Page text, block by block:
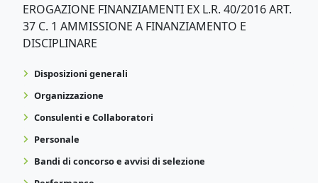
Disposizioni generali
Organizzazione
Consulenti e Collaboratori
Personale
Bandi di concorso e avvisi di selezione
EROGAZIONE FINANZIAMENTI EX L.R. 40/2016 ART.
37 C. 1 AMMISSIONE A FINANZIAMENTO E
DISCIPLINARE